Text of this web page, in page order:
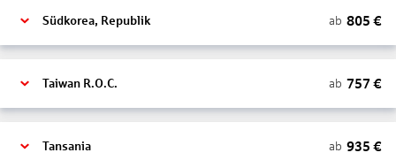
Südkorea, Republik ab 805 €
Taiwan R.O.C. ab 757 €
Tansania ab 935 €